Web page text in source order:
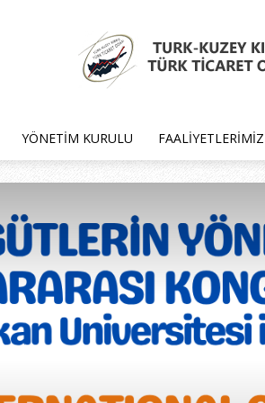
Kıbrıs
YÖNETIM KURULU FAALIYETLERIMIZ